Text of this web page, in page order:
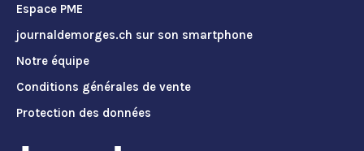
Espace PME
journaldemorges.ch sur son smartphone
Notre équipe
Conditions générales de vente
Protection des données